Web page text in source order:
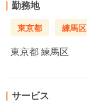
勤務地
東京都 練馬区
東京都 練馬区
サービス